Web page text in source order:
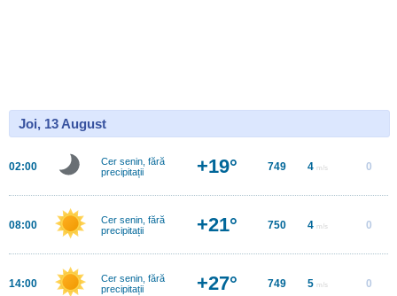
Joi, 13 August
02:00
Cer senin, fără
precipitații
+19° 749 4 m/s 0
08:00
Cer senin, fără
precipitații
+21° 750 4 m/s 0
14:00
Cer senin, fără
precipitații
+27° 749 5 m/s 0